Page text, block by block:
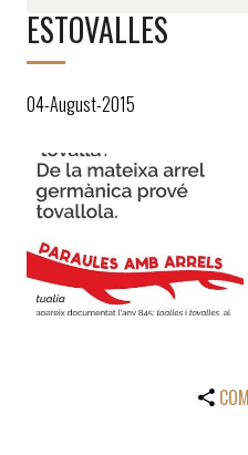
ESTOVALLES
04-August-2015